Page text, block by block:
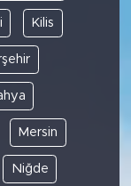
Kilis
Mersin
Niğde